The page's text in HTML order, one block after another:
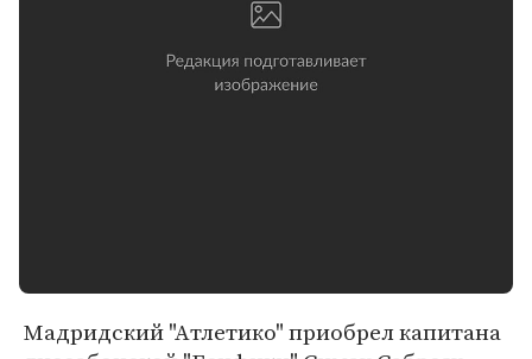
Мадридский "Атлетико" приобрел капитана